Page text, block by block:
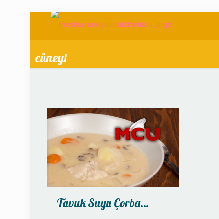
cüneyt
Tavuk Suyu Çorba…